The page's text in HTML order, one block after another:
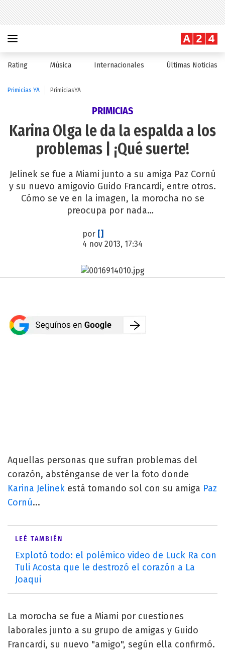
Rating Música Internacionales Últimas Noticias
Primicias YA PrimiciasYA
PRIMICIAS
Karina Olga le da la espalda a los
problemas | ¡Qué suerte!
Jelinek se fue a Miami junto a su amiga Paz Cornú
y su nuevo amigovio Guido Francardi, entre otros.
Cómo se ve en la imagen, la morocha no se
preocupa por nada…
por []
4 nov 2013, 17:34
Aquellas personas que sufran problemas del
corazón, absténganse de ver la foto donde
Karina Jelinek está tomando sol con su amiga Paz
Cornú...
LEÉ TAMBIÉN
Explotó todo: el polémico video de Luck Ra con
Tuli Acosta que le destrozó el corazón a La
Joaqui
La morocha se fue a Miami por cuestiones
laborales junto a su grupo de amigas y Guido
Francardi, su nuevo "amigo", según ella confirmó.